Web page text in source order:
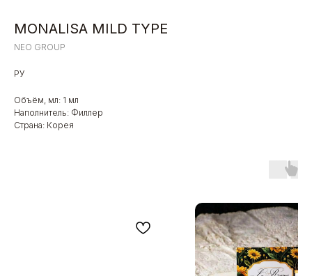
MONALISA MILD TYPE
NEO GROUP
РУ
Объём, мл: 1 мл
Наполнитель: Филлер
Страна: Корея